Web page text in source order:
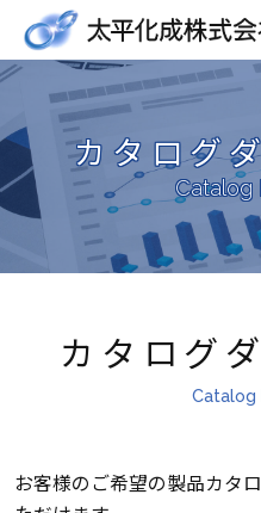
カタログ
Catalog
カタログ
Catalog
お客様のご希望の製品カタ